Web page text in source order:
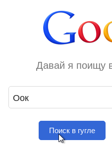
Давай я поищу
Поиск в гугле